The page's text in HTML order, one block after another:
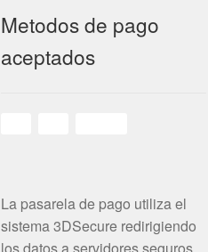
Metodos de pago
aceptados
La pasarela de pago utiliza el
sistema 3DSecure redirigiendo
los datos a servidores seguros